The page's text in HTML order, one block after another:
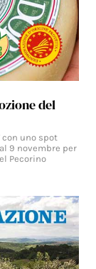
del
con uno spot
9 novembre per
Pecorino